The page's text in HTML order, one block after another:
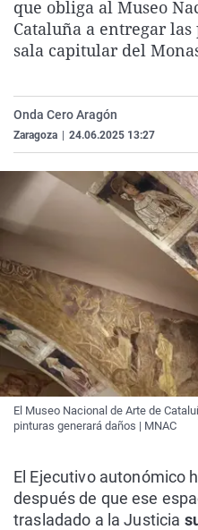
que obliga al Museo
Cataluña a entregar
sala capitular del
Onda Cero Aragón
Zaragoza 24.06.2025 13:27
El Museo Nacional de Arte de
pinturas generará daños | MNAC
El Ejecutivo autonómico
después de que ese
trasladado a la Justicia